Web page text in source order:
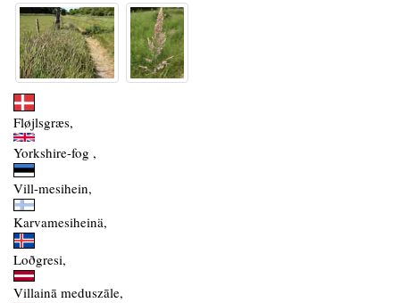
Fløjlsgræs,
Yorkshire-fog ,
Vill-mesihein,
Karvamesiheinä,
Loðgresi,
Villainā meduszāle,